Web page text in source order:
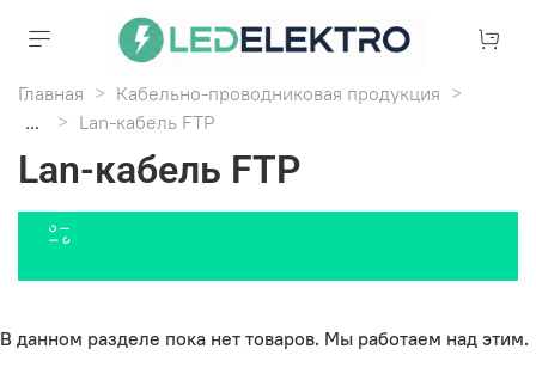
Главная
Кабельно-проводниковая продукция
...
Lan-кабель FTP
Lan-кабель FTP
В данном разделе пока нет товаров. Мы работаем над этим.